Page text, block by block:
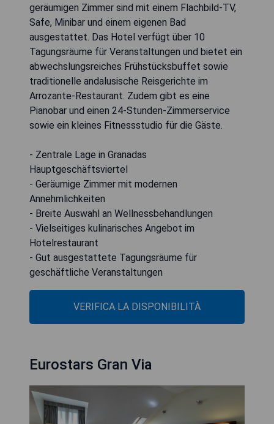
geräumigen Zimmer sind mit einem Flachbild-TV,
Safe, Minibar und einem eigenen Bad
ausgestattet. Das Hotel verfügt über 10
Tagungsräume für Veranstaltungen und bietet ein
abwechslungsreiches Frühstücksbuffet sowie
traditionelle andalusische Reisgerichte im
Arrozante-Restaurant. Zudem gibt es eine
Pianobar und einen 24-Stunden-Zimmerservice
sowie ein kleines Fitnessstudio für die Gäste.
- Zentrale Lage in Granadas
Hauptgeschäftsviertel
- Geräumige Zimmer mit modernen
Annehmlichkeiten
- Breite Auswahl an Wellnessbehandlungen
- Vielseitiges kulinarisches Angebot im
Hotelrestaurant
- Gut ausgestattete Tagungsräume für
geschäftliche Veranstaltungen
VERIFICA LA DISPONIBILITÀ
Eurostars Gran Via